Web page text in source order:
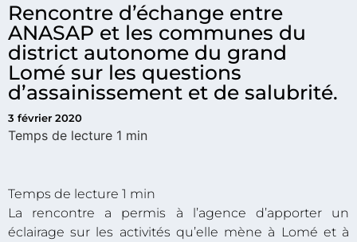
Rencontre d’échange entre
ANASAP et les communes du
district autonome du grand
Lomé sur les questions
d’assainissement et de salubrité.
3 février 2020
La rencontre a permis à l’agence d’apporter un
éclairage sur les activités qu’elle mène à Lomé et à